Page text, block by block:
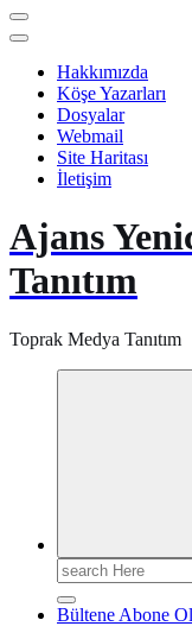
Hakkımızda
Köşe Yazarları
Dosyalar
Webmail
Site Haritası
İletişim
Ajans
Tanıtım
Toprak Medya Tanıtım
Search
for:
Bültene Abone Ol